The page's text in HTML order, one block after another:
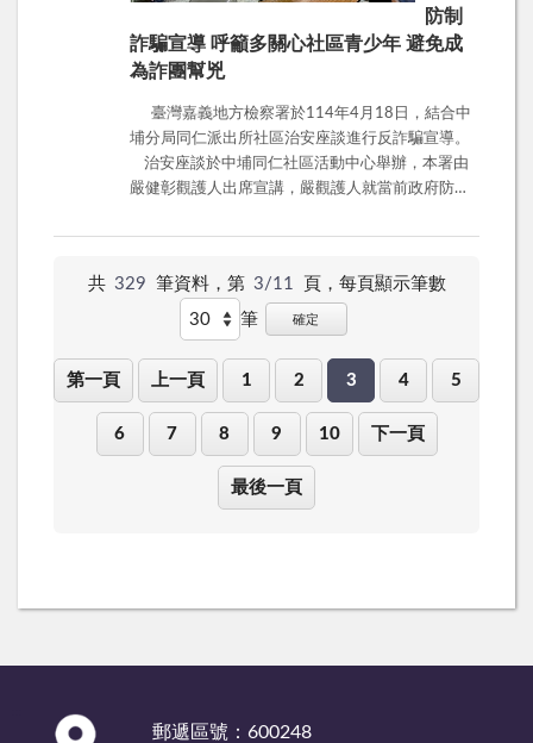
檢署觀
護人於
愛雯前
往嘉科
實中進
行「青
罪預
導，以
例，加
強學生
對刑事
認知，
淪為加
防制
詐騙宣導 呼籲多關心社區青少年 避免成
為詐團幫兇
臺灣嘉義地方檢察署於114年4月18日，結合中
埔分局同仁派出所社區治安座談進行反詐騙宣導。
治安座談於中埔同仁社區活動中心舉辦，本署由
嚴健彰觀護人出席宣講，嚴觀護人就當前政府防制
明，並針對詐團組織分工、手法進行解析，提醒社
「輕鬆、簡單、快速賺錢」為訴求，看準人性弱
點，吸收青少年為車手，千萬不要被金錢引誘；或
者輕易將金融、帳戶帳號交付、提供予他人使用，
成為詐欺集團幫兇，觸犯法律。 另外，老年人被
詐騙更是時有所聞，尤其是投資詐騙財損高居不
下，提醒退休人士投資理財需謹慎小心，line投資群
組都是假的，穩賺不賠必定有詐，想要投資理財務
必循正規管道向金融機構洽詢，千萬不要隨便將錢
匯至陌生帳戶，以免一輩子的積蓄瞬間蒸發，欲哭
無淚。 現場並傳授看緊荷包秘訣：只要陌生來電
提款卡、密碼交給別人，顧好老本。
共 329 筆資料，第 3/11 頁， 每頁顯示筆數
筆
確定
第一頁 上一頁 1 2 3 4 5
6 7 8 9 10 下一頁
最後一頁
郵遞區號：600248